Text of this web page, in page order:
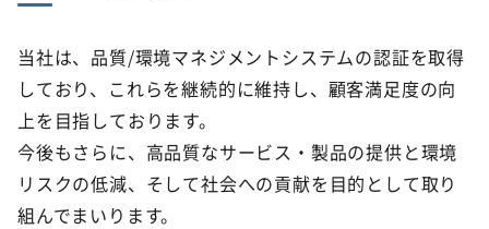
当社は、品質/環境マネジメントシステムの認証を取得
しており、これらを継続的に維持し、顧客満足度の向
上を目指しております。
今後もさらに、高品質なサービス・製品の提供と環境
リスクの低減、そして社会への貢献を目的として取り
組んでまいります。